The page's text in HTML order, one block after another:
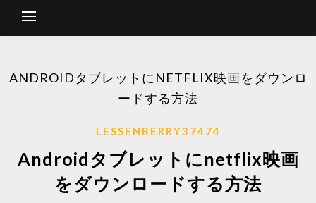
ANDROIDタブレットにNETFLIX映画をダウンロ
ードする方法
LESSENBERRY37474
Androidタブレットにnetflix映画
をダウンロードする方法